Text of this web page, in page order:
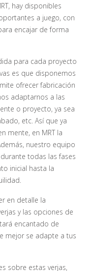
hay disponibles
a juego, con
encajar de forma
para cada proyecto
es que disponemos
ofrecer fabricación
adaptarnos a las
o proyecto, ya sea
etc. Así que ya
mente, en MRT la
nuestro equipo
todas las fases
inicial hasta la
en detalle la
y las opciones de
encantado de
mejor se adapte a tus
sobre estas verjas,